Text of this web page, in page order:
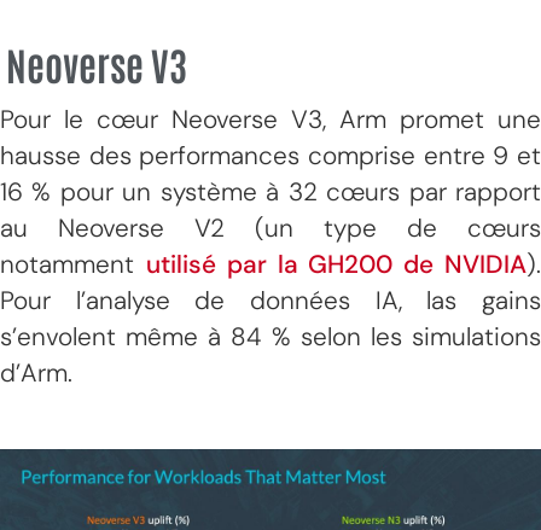
Neoverse V3
Pour le cœur Neoverse V3, Arm promet une
hausse des performances comprise entre 9 et
16 % pour un système à 32 cœurs par rapport
au Neoverse V2 (un type de cœurs
notamment utilisé par la GH200 de NVIDIA).
Pour l’analyse de données IA, las gains
s’envolent même à 84 % selon les simulations
d’Arm.